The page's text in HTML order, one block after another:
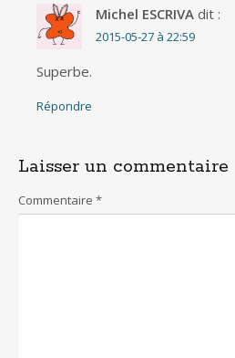
Michel ESCRIVA dit :
2015-05-27 à 22:59
Superbe.
Répondre
Laisser un commentaire
Commentaire *